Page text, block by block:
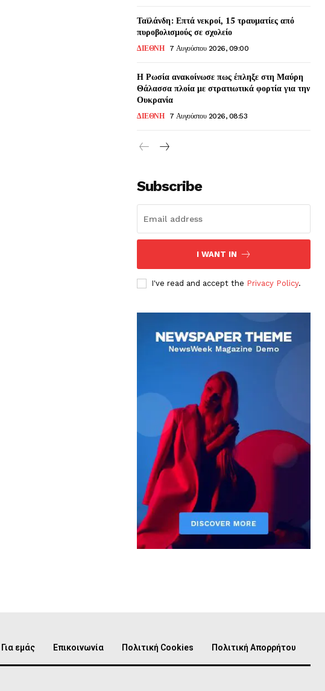
Ταϊλάνδη: Επτά νεκροί, 15 τραυματίες από
πυροβολισμούς σε σχολείο
ΔΙΕΘΝΗ 7 Αυγούστου 2026, 09:00
Η Ρωσία ανακοίνωσε πως έπληξε στη Μαύρη
Θάλασσα πλοία με στρατιωτικά φορτία για την
Ουκρανία
ΔΙΕΘΝΗ 7 Αυγούστου 2026, 08:53
Subscribe
I WANT IN
I've read and accept the Privacy Policy.
Για εμάς Επικοινωνία Πολιτική Cookies Πολιτική Απορρήτου